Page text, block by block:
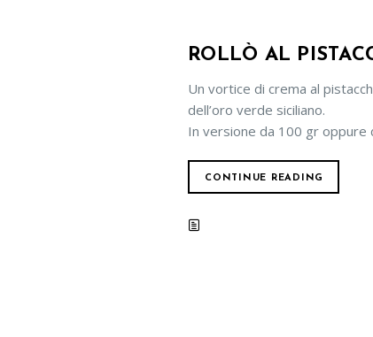
ROLLÒ AL
Un vortice di crema al
dell’oro verde siciliano.
In versione da 100 gr oppure
CONTINUE READING